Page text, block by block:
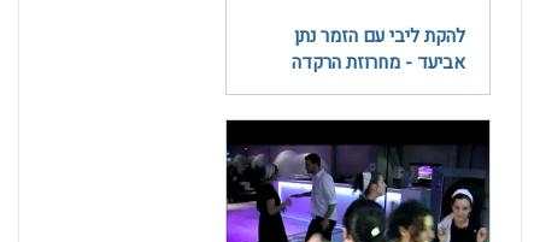
להקת ליבי עם הזמר נתן
אביעד - מחרוזת הרקדה